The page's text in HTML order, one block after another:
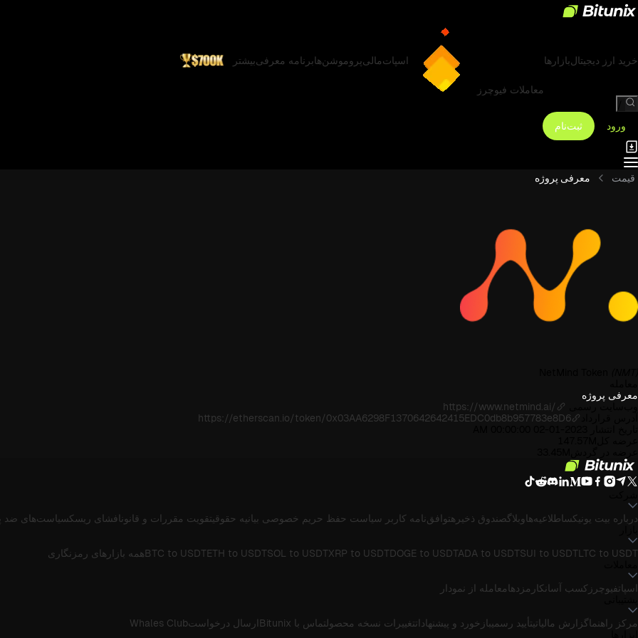
خرید ارز دیجیتالبازارها
معاملات فیوچرز
اسپاتمالیپروموشن‌هابرنامه معرفیبیشتر
ورود
ثبت‌نام
قیمت معرفی پروژه
معرفی پروژه
https://www.netmind.ai/
https://etherscan.io/token/0x03AA6298F1370642642415EDC0db8b957783e8D6
درباره بیت یونیکساطلاعیه‌هاوبلاگصندوق ذخیرهتوافق‌نامه کاربر سیاست حفظ حریم خصوصی بیانیه حقوقیتقویت مقررات و قانونافشای ریسکسیاست‌های ضد
BTC to USDTETH to USDTSOL to USDTXRP to USDTDOGE to USDTADA to USDTSUI to USDTLTC to USDT
همه بازارهای رمزنگاری
اسپاتفیوچرز کسب آسانکارمزدهامعامله از نمودار
مرکز راهنماگزارش مالیاتیتأیید رسمیبازخورد و پیشنهاداتتغییرات نسخه محصولتماس با Bitunix ارسال درخواستWhales Club